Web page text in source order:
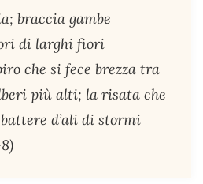
braccia gambe
di larghi fiori
che si fece brezza tra
più alti; la risata che
d’ali di stormi